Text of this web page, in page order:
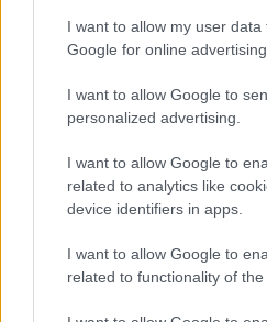
I want to allow my user data
Google for online
I want to allow Google to
personalized advertising.
I want to allow Google to
related to analytics like
device identifiers in apps.
I want to allow Google to
related to functionality of the
Το πάλεψε μέχρι τέλους η
στην Ιταλία Β’
06/08/2026
Η FIVB σχεδιάζει να
Έτοιμη για… υψηλές